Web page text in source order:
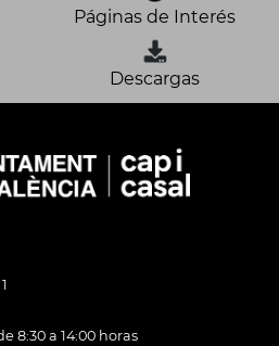
Páginas de Interés
Descargas
8:30 a 14:00 horas